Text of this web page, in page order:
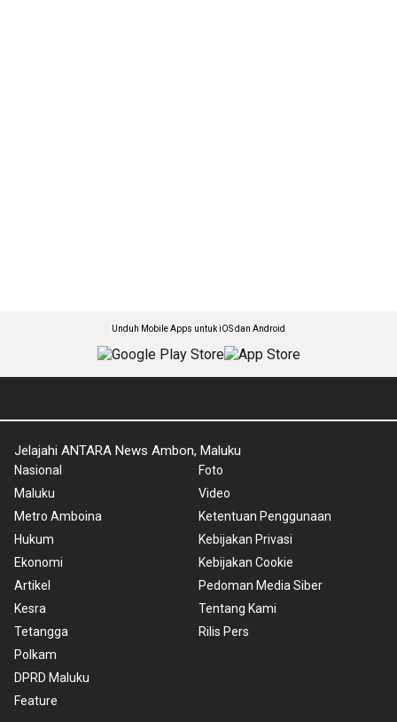
Unduh Mobile Apps untuk iOS dan Android
Jelajahi ANTARA News Ambon, Maluku
Nasional
Maluku
Metro Amboina
Hukum
Ekonomi
Artikel
Kesra
Tetangga
Polkam
DPRD Maluku
Feature
Foto
Video
Ketentuan Penggunaan
Kebijakan Privasi
Kebijakan Cookie
Pedoman Media Siber
Tentang Kami
Rilis Pers